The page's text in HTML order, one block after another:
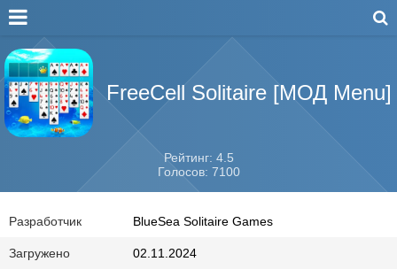
FreeCell Solitaire [МОД Menu]
Рейтинг: 4.5
Голосов: 7100
Разработчик BlueSea Solitaire Games
Загружено 02.11.2024